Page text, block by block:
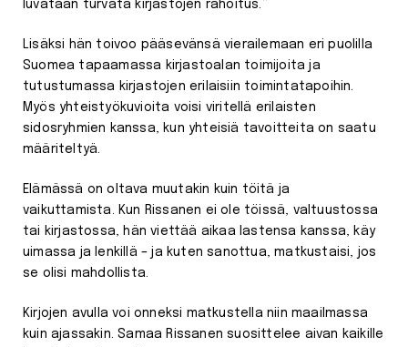
luvataan turvata kirjastojen rahoitus.”
Lisäksi hän toivoo pääsevänsä vierailemaan eri puolilla
Suomea tapaamassa kirjastoalan toimijoita ja
tutustumassa kirjastojen erilaisiin toimintatapoihin.
Myös yhteistyökuvioita voisi viritellä erilaisten
sidosryhmien kanssa, kun yhteisiä tavoitteita on saatu
määriteltyä.
Elämässä on oltava muutakin kuin töitä ja
vaikuttamista. Kun Rissanen ei ole töissä, valtuustossa
tai kirjastossa, hän viettää aikaa lastensa kanssa, käy
uimassa ja lenkillä – ja kuten sanottua, matkustaisi, jos
se olisi mahdollista.
Kirjojen avulla voi onneksi matkustella niin maailmassa
kuin ajassakin. Samaa Rissanen suosittelee aivan kaikille